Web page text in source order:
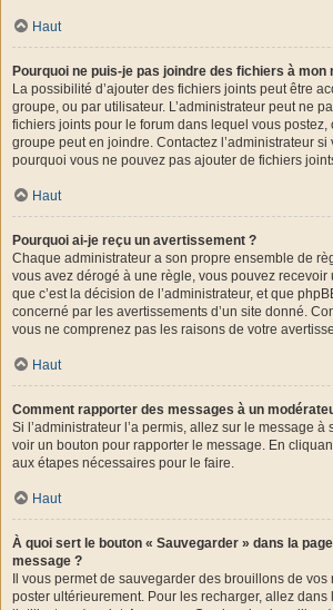
Haut
Pourquoi ne puis-je pas joindre des fichiers à mon
La possibilité d’ajouter des fichiers joints peut être
groupe, ou par utilisateur. L’administrateur peut ne
fichiers joints pour le forum dans lequel vous postez,
groupe peut en joindre. Contactez l’administrateur si
pourquoi vous ne pouvez pas ajouter de fichiers
Haut
Pourquoi ai-je reçu un avertissement ?
Chaque administrateur a son propre ensemble de
vous avez dérogé à une règle, vous pouvez recevoir
que c’est la décision de l’administrateur, et que
concerné par les avertissements d’un site donné.
vous ne comprenez pas les raisons de votre
Haut
Comment rapporter des messages à un
Si l’administrateur l’a permis, allez sur le message
voir un bouton pour rapporter le message. En
aux étapes nécessaires pour le faire.
Haut
À quoi sert le bouton « Sauvegarder » dans la
message ?
Il vous permet de sauvegarder des brouillons de vos
poster ultérieurement. Pour les recharger, allez dans